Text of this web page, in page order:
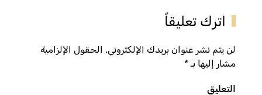
اترك تعليقاً
لن يتم نشر عنوان بريدك الإلكتروني. الحقول الإلزامية
مشار إليها بـ*
التعليق